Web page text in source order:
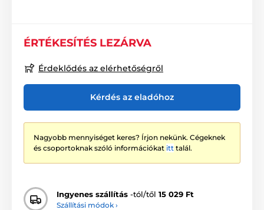
ÉRTÉKESÍTÉS LEZÁRVA
Érdeklődés az elérhetőségről
Kérdés az eladóhoz
Nagyobb mennyiséget keres? Írjon nekünk. Cégeknek
és csoportoknak szóló információkat itt talál.
Ingyenes szállítás -tól/től 15 029 Ft
Szállítási módok ›